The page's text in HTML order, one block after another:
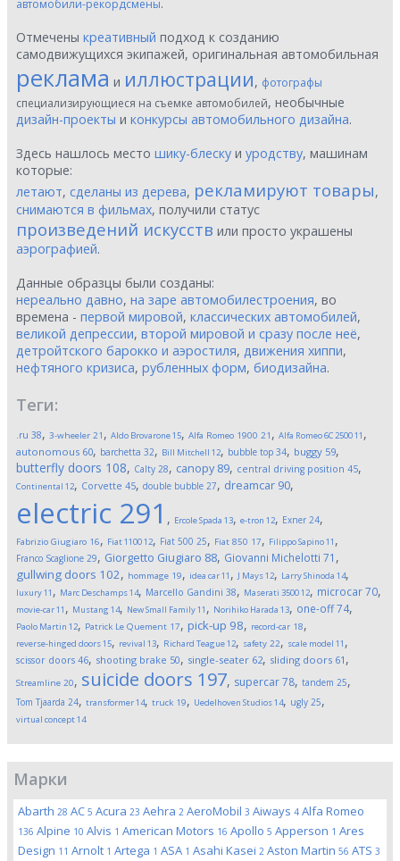
автомобили-рекордсмены
Отмечены креативный подход к созданию
самодвижущихся экипажей, оригинальная автомобильная
реклама и иллюстрации, фотографы
специализирующиеся на съемке автомобилей, необычные
дизайн-проекты и конкурсы автомобильного дизайна.
Здесь нашлось место шику-блеску и уродству, машинам
которые:
летают, сделаны из дерева, рекламируют товары,
снимаются в фильмах, получили статус
произведений искусств или просто украшены
аэрографией.
Данные образцы были созданы:
нереально давно, на заре автомобилестроения, во
времена - первой мировой, классических автомобилей,
великой депрессии, второй мировой и сразу после неё,
детройтского барокко и аэростиля, движения хиппи,
нефтяного кризиса, рубленных форм, биодизайна.
Теги:
.ru 38, 3-wheeler 21 , Aldo Brovarone15, Alfa Romeo 1900 21 , Alfa Romeo 6C 250011 ,
autonomous 60, barchetta 32, Bill Mitchell 12, bubble top 34, buggy 59,
butterfly doors 108, Calty 28, canopy 89, central driving position 45,
Continental 12, Corvette 45, double bubble 27, dreamcar 90,
electric 291 , Ercole Spada 13, e-tron 12, Exner 24,
Fabrizio Giugiaro 16, Fiat 110012, Fiat 500 25, Fiat 850 17, Filippo Sapino11 ,
Franco Scaglione 29, Giorgetto Giugiaro 88, Giovanni Michelotti 71 ,
gullwing doors 102, hommage 19, idea car11 , J Mays12, Larry Shinoda 14,
luxury11 , Marc Deschamps14, Marcello Gandini 38, Maserati 350012, microcar70,
movie-car11 , Mustang 14, New Small Family11 , Norihiko Harada 13, one-off74,
Paolo Martin 12, Patrick Le Quement 17, pick-up 98, record-car 18,
reverse-hinged doors15, revival 13, Richard Teague12, safety 22, scale model 11 ,
scissor doors 46, shooting brake 50, single-seater 62, sliding doors 61 ,
Streamline 20, suicide doors 197, supercar78, tandem 25,
Tom Tjaarda 24, transformer14, truck 19, Uedelhoven Studios14, ugly 25,
virtual concept14
Марки
Abarth 28 AC 5 Acura 23 Aehra 2 AeroMobil 3 Aiways 4 Alfa Romeo
136 Alpine 10 Alvis 1 American Motors 16 Apollo 5 Apperson 1 Ares
Design 11 Arnolt 1 Artega 1 ASA 1 Asahi Kasei 2 Aston Martin 56 ATS 3